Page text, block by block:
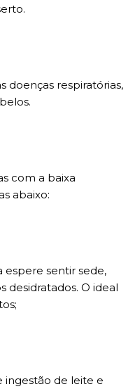
doenças respiratórias,
com a baixa
abaixo:
espere sentir sede,
desidratados. O ideal
ingestão de leite e